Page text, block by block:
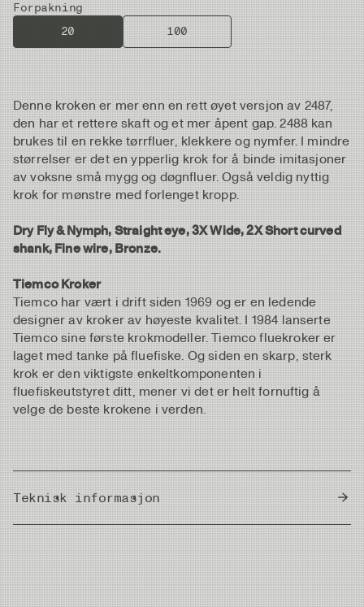
Forpakning
20
100
Denne kroken er mer enn en rett øyet versjon av 2487,
den har et rettere skaft og et mer åpent gap. 2488 kan
brukes til en rekke tørrfluer, klekkere og nymfer. I mindre
størrelser er det en ypperlig krok for å binde imitasjoner
av voksne små mygg og døgnfluer. Også veldig nyttig
krok for mønstre med forlenget kropp.
Dry Fly & Nymph, Straight eye, 3X Wide, 2X Short curved
shank, Fine wire, Bronze.
Tiemco Kroker
Tiemco har vært i drift siden 1969 og er en ledende
designer av kroker av høyeste kvalitet. I 1984 lanserte
Tiemco sine første krokmodeller. Tiemco fluekroker er
laget med tanke på fluefiske. Og siden en skarp, sterk
krok er den viktigste enkeltkomponenten i
fluefiskeutstyret ditt, mener vi det er helt fornuftig å
velge de beste krokene i verden.
Teknisk informasjon
Country of Origin Japan